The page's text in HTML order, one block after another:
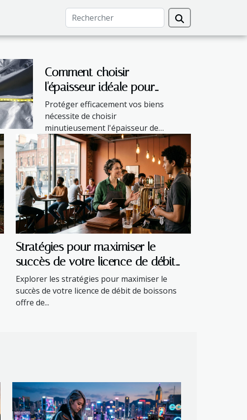
Stratégies pour maximiser le
succès de votre licence de débit
de boissons
Explorer les stratégies pour maximiser le
succès de votre licence de débit de boissons
offre de...
Comment choisir
l'épaisseur idéale pour
votre bâche de
protection ?
Protéger efficacement vos biens
nécessite de choisir
minutieusement l'épaisseur de
votre bâche de...